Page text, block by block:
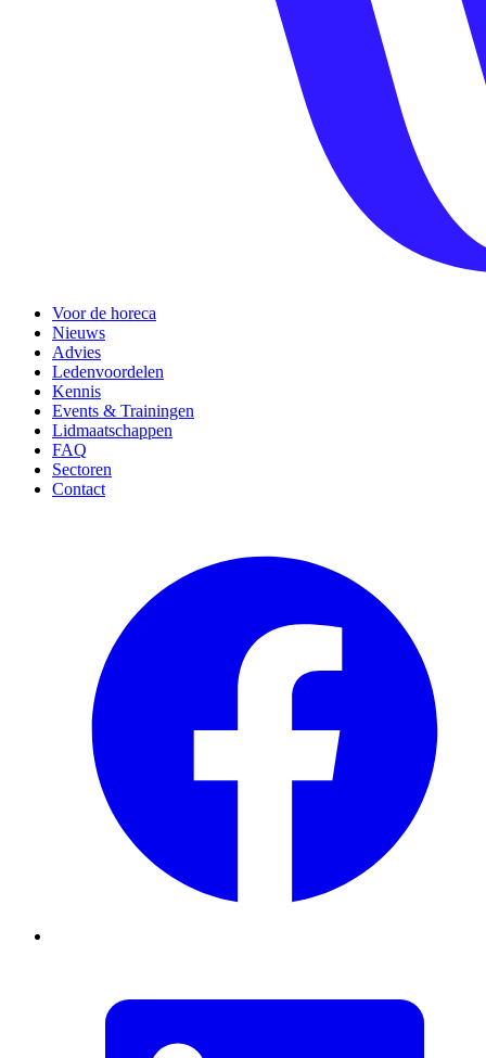
Voor de horeca
Nieuws
Advies
Ledenvoordelen
Kennis
Events & Trainingen
Lidmaatschappen
FAQ
Sectoren
Contact